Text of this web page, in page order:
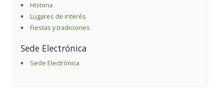
Historia
Lugares de interés
Fiestas y tradiciones
Sede Electrónica
Sede Electrónica